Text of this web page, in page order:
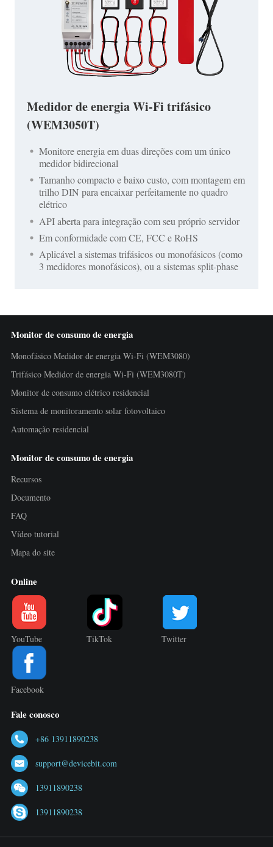
Medidor de energia Wi-Fi trifásico
(WEM3050T)
Monitore energia em duas direções com um único
medidor bidirecional
Tamanho compacto e baixo custo, com montagem em
trilho DIN para encaixar perfeitamente no quadro
elétrico
API aberta para integração com seu próprio servidor
Em conformidade com CE, FCC e RoHS
Aplicável a sistemas trifásicos ou monofásicos (como
3 medidores monofásicos), ou a sistemas split-phase
Monitor de consumo de energia
Monofásico Medidor de energia Wi-Fi (WEM3080)
Trifásico Medidor de energia Wi-Fi (WEM3080T)
Monitor de consumo elétrico residencial
Sistema de monitoramento solar fotovoltaico
Automação residencial
Monitor de consumo de energia
Recursos
Documento
FAQ
Vídeo tutorial
Mapa do site
Online
YouTube TikTok Twitter
Facebook
Fale conosco
+86 13911890238
support@devicebit.com
13911890238
13911890238